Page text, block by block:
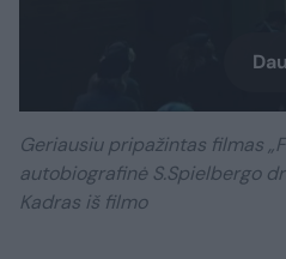
Geriausiu pripažintas filmas
autobiografinė S.Spielbergo
Kadras iš filmo